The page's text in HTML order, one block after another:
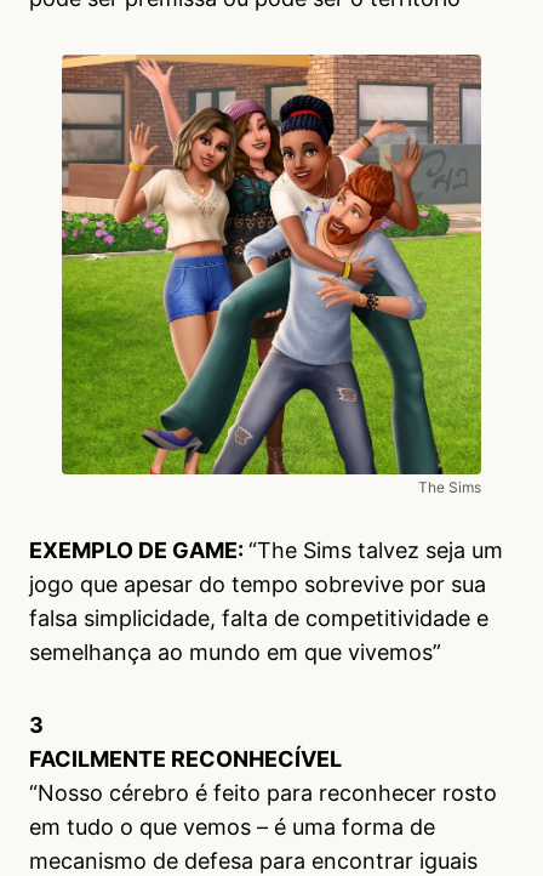
The Sims
EXEMPLO DE GAME:“The Sims talvez seja um
jogo que apesar do tempo sobrevive por sua
falsa simplicidade, falta de competitividade e
semelhança ao mundo em que vivemos”
3
FACILMENTE RECONHECÍVEL
“Nosso cérebro é feito para reconhecer rosto
em tudo o que vemos – é uma forma de
mecanismo de defesa para encontrar iguais